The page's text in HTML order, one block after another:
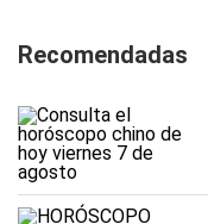
Recomendadas